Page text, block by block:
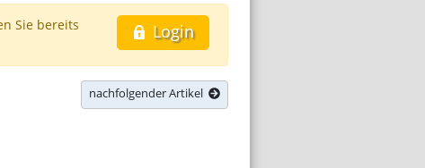
Login
Sie bereits
nachfolgender Artikel